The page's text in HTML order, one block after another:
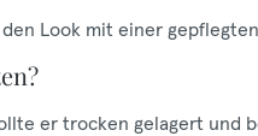
Look mit einer
er trocken gelagert und